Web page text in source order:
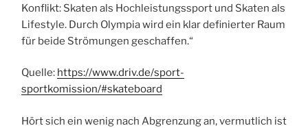
Konflikt: Skaten als Hochleistungssport und Skaten als
Lifestyle. Durch Olympia wird ein klar definierter Raum
für beide Strömungen geschaffen.“
Quelle: https://www.driv.de/sport-
sportkomission/#skateboard
Hört sich ein wenig nach Abgrenzung an, vermutlich ist